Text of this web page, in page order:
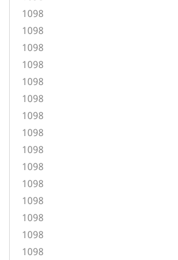
1098
1098
1098
1098
1098
1098
1098
1098
1098
1098
1098
1098
1098
1098
1098